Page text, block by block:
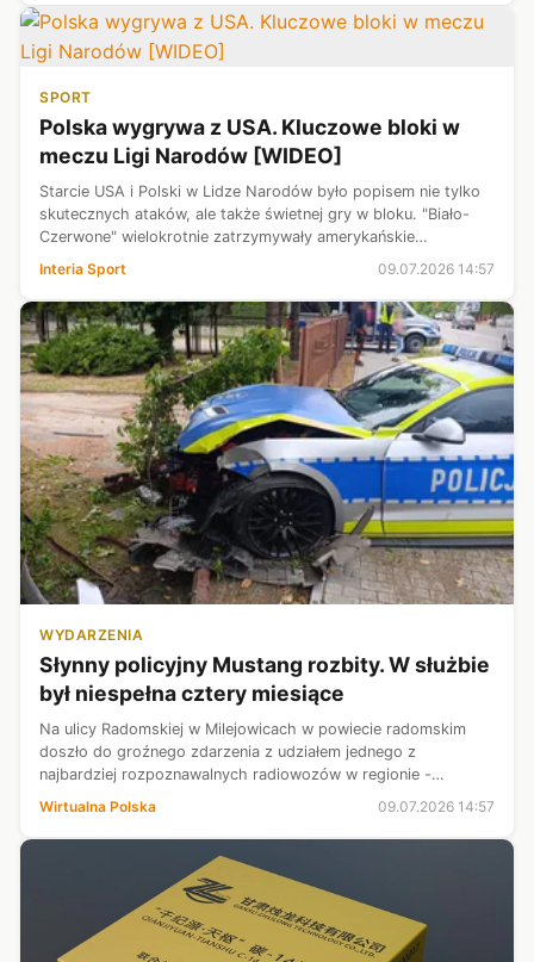
SPORT
Polska wygrywa z USA. Kluczowe bloki w
meczu Ligi Narodów [WIDEO]
Starcie USA i Polski w Lidze Narodów było popisem nie tylko
skutecznych ataków, ale także świetnej gry w bloku. "Biało-
Czerwone" wielokrotnie zatrzymywały amerykańskie
skrzydłowe, a punkty zdobywane tym elementem miały
ogromne znaczenie w pięciosetow...
Interia Sport 09.07.2026 14:57
WYDARZENIA
Słynny policyjny Mustang rozbity. W służbie
był niespełna cztery miesiące
Na ulicy Radomskiej w Milejowicach w powiecie radomskim
doszło do groźnego zdarzenia z udziałem jednego z
najbardziej rozpoznawalnych radiowozów w regionie -
policyjnego Forda Mustanga GT należącego do Komendy
Wirtualna Polska 09.07.2026 14:57